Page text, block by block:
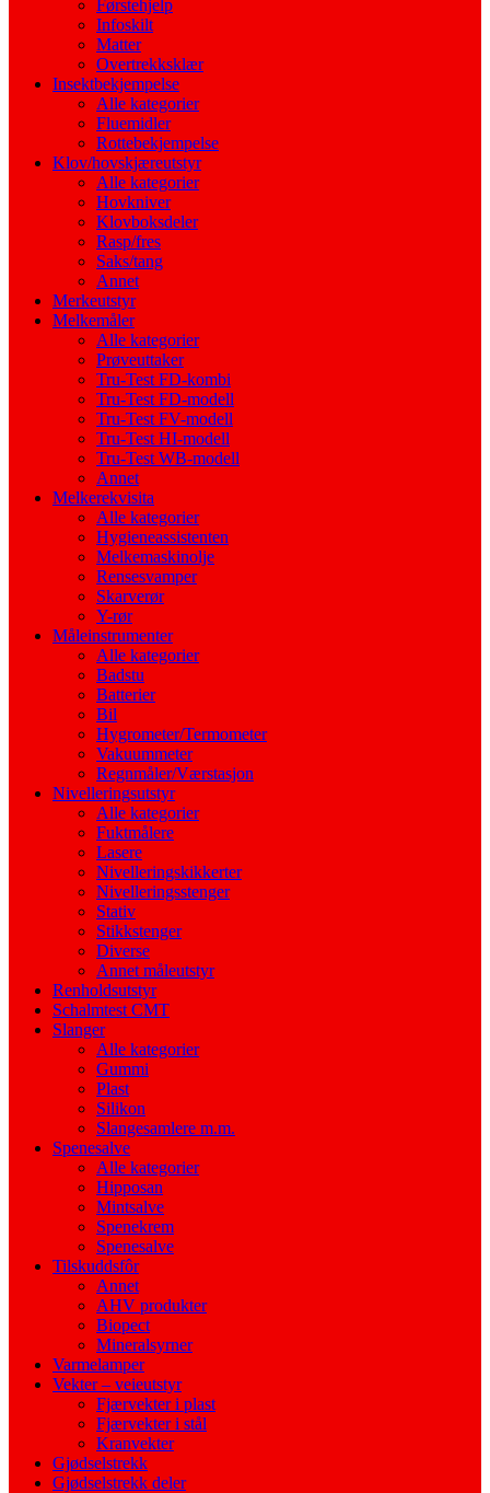
Førstehjelp
Infoskilt
Matter
Overtrekksklær
Insektbekjempelse
Alle kategorier
Fluemidler
Rottebekjempelse
Klov/hovskjæreutstyr
Alle kategorier
Hovkniver
Klovboksdeler
Rasp/fres
Saks/tang
Annet
Merkeutstyr
Melkemåler
Alle kategorier
Prøveuttaker
Tru-Test FD-kombi
Tru-Test FD-modell
Tru-Test FV-modell
Tru-Test HI-modell
Tru-Test WB-modell
Annet
Melkerekvisita
Alle kategorier
Hygieneassistenten
Melkemaskinolje
Rensesvamper
Skarverør
Y-rør
Måleinstrumenter
Alle kategorier
Badstu
Batterier
Bil
Hygrometer/Termometer
Vakuummeter
Regnmåler/Værstasjon
Nivelleringsutstyr
Alle kategorier
Fuktmålere
Lasere
Nivelleringskikkerter
Nivelleringsstenger
Stativ
Stikkstenger
Diverse
Annet måleutstyr
Renholdsutstyr
Schalmtest CMT
Slanger
Alle kategorier
Gummi
Plast
Silikon
Slangesamlere m.m.
Spenesalve
Alle kategorier
Hipposan
Mintsalve
Spenekrem
Spenesalve
Tilskuddsfôr
Annet
AHV produkter
Biopect
Mineralsyrner
Varmelamper
Vekter – veieutstyr
Fjærvekter i plast
Fjærvekter i stål
Kranvekter
Gjødselstrekk
Gjødselstrekk deler